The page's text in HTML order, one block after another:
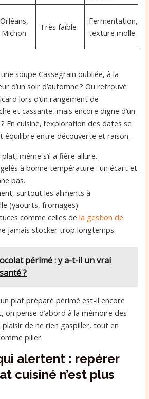
Très faible
Fermentation,
texture molle
soupe Cassegrain oubliée, à la
d’un soir d’automne ? Ou retrouvé
lors d’un rangement de
et cassante, mais encore digne d’un
En cuisine, l’exploration des dates se
équilibre entre découverte et raison.
même s’il a fière allure.
à bonne température : un écart et
pas.
surtout les aliments à
(yaourts, fromages).
comme celles dela gestion de
jamais stocker trop longtemps.
périmé : y a-t-il un vrai
?
plat préparé périmé est-il encore
on pense d’abord à la mémoire des
de ne rien gaspiller, tout en
pilier.
alertent : repérer
cuisiné n’est plus